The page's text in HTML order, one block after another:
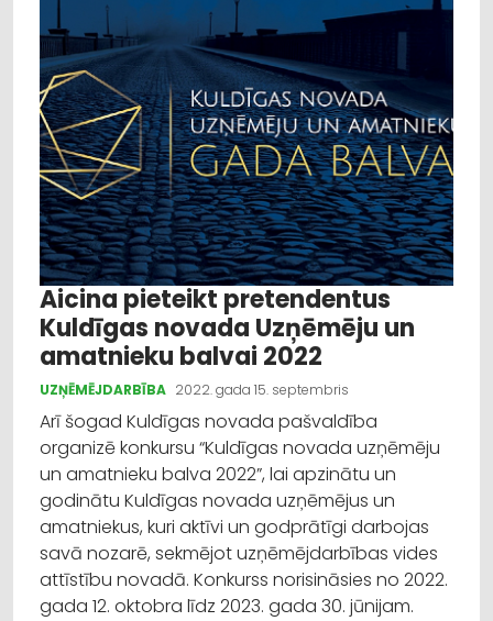
Aicina pieteikt pretendentus
Kuldīgas novada Uzņēmēju un
amatnieku balvai 2022
UZŅĒMĒJDARBĪBA 2022. gada 15. septembris
Arī šogad Kuldīgas novada pašvaldība
organizē konkursu “Kuldīgas novada uzņēmēju
un amatnieku balva 2022”, lai apzinātu un
godinātu Kuldīgas novada uzņēmējus un
amatniekus, kuri aktīvi un godprātīgi darbojas
savā nozarē, sekmējot uzņēmējdarbības vides
attīstību novadā. Konkurss norisināsies no 2022.
gada 12. oktobra līdz 2023. gada 30. jūnijam.